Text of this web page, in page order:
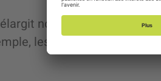
notre façon de
les communautés, les